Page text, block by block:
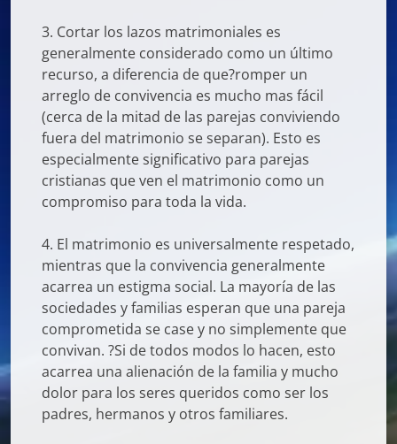
3. Cortar los lazos matrimoniales es
generalmente considerado como un último
recurso, a diferencia de que?romper un
arreglo de convivencia es mucho mas fácil
(cerca de la mitad de las parejas conviviendo
fuera del matrimonio se separan). Esto es
especialmente significativo para parejas
cristianas que ven el matrimonio como un
compromiso para toda la vida.
4. El matrimonio es universalmente respetado,
mientras que la convivencia generalmente
acarrea un estigma social. La mayoría de las
sociedades y familias esperan que una pareja
comprometida se case y no simplemente que
convivan. ?Si de todos modos lo hacen, esto
acarrea una alienación de la familia y mucho
dolor para los seres queridos como ser los
padres, hermanos y otros familiares.